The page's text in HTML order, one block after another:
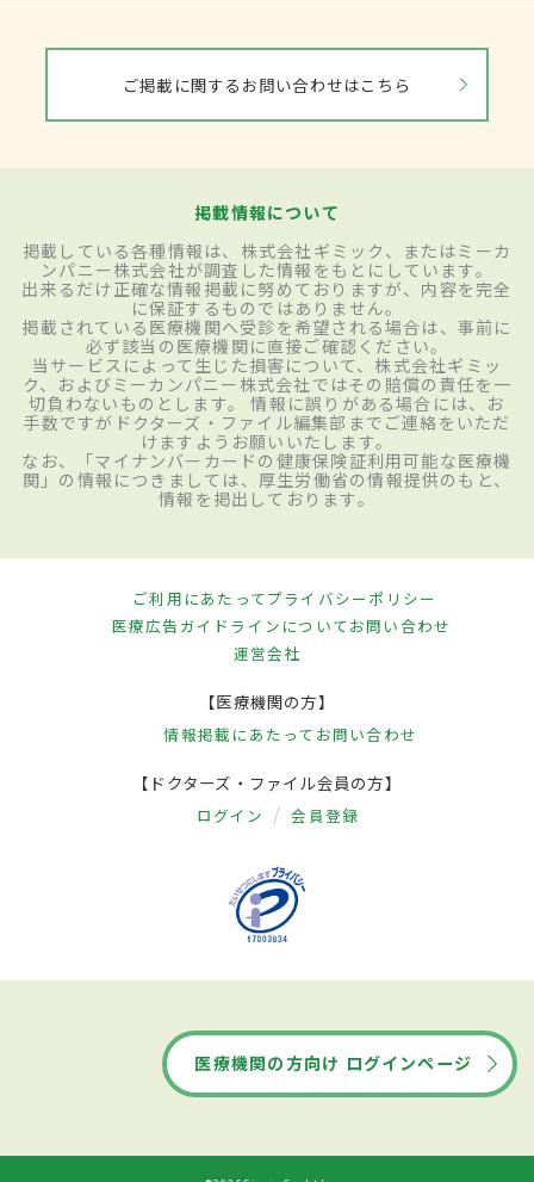
ご掲載に関するお問い合わせはこちら
掲載情報について
掲載している各種情報は、株式会社ギミック、またはミーカ
ンパニー株式会社が調査した情報をもとにしています。
出来るだけ正確な情報掲載に努めておりますが、内容を完全
に保証するものではありません。
掲載されている医療機関へ受診を希望される場合は、事前に
必ず該当の医療機関に直接ご確認ください。
当サービスによって生じた損害について、株式会社ギミッ
ク、およびミーカンパニー株式会社ではその賠償の責任を一
切負わないものとします。 情報に誤りがある場合には、お
手数ですがドクターズ・ファイル編集部までご連絡をいただ
けますようお願いいたします。
なお、「マイナンバーカードの健康保険証利用可能な医療機
関」の情報につきましては、厚生労働省の情報提供のもと、
情報を掲出しております。
ご利用にあたってプライバシーポリシー
医療広告ガイドラインについてお問い合わせ
運営会社
【医療機関の方】
情報掲載にあたって お問い合わせ
【ドクターズ・ファイル会員の方】
ログイン 会員登録
医療機関の方向け ログインページ